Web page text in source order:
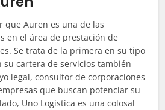
queAuren es una de las
en el área de prestación de
Se trata de la primera en su tipo
su cartera de servicios también
legal, consultor de corporaciones
que buscan potenciar su
Uno Logística es una colosal